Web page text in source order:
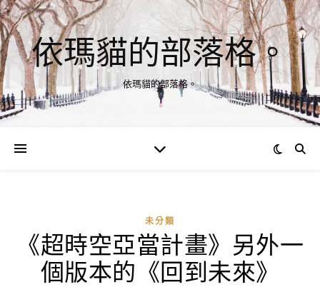
依瑪貓的部落格。
依瑪貓的部落格。
未分類
《超時空亞當計畫》另外一
個版本的《回到未來》